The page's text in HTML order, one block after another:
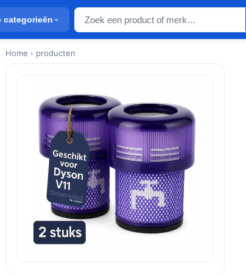
categorieën
Home › producten